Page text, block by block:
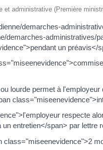
et administrative (Première
demarches-
demarches-administratives/
un préavis</
lourde permet à
respecte
entretien</span> par lettre
class="miseenevidence">2